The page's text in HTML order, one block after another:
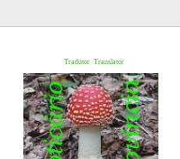
Tradutor Translator